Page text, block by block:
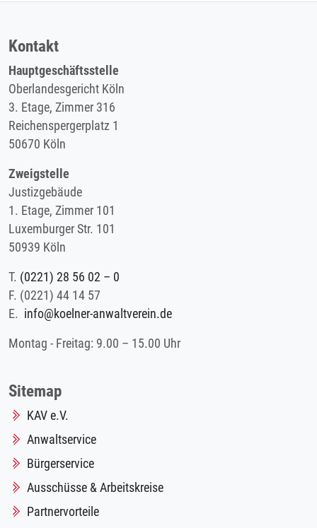
Kontakt
Hauptgeschäftsstelle
Oberlandesgericht Köln
3. Etage, Zimmer 316
Reichenspergerplatz 1
50670 Köln
Zweigstelle
Justizgebäude
1. Etage, Zimmer 101
Luxemburger Str. 101
50939 Köln
T. (0221) 28 56 02 – 0
F. (0221) 44 14 57
E. info@koelner-anwaltverein.de
Montag - Freitag: 9.00 – 15.00 Uhr
Sitemap
KAV e.V.
Anwaltservice
Bürgerservice
Ausschüsse & Arbeitskreise
Partnervorteile